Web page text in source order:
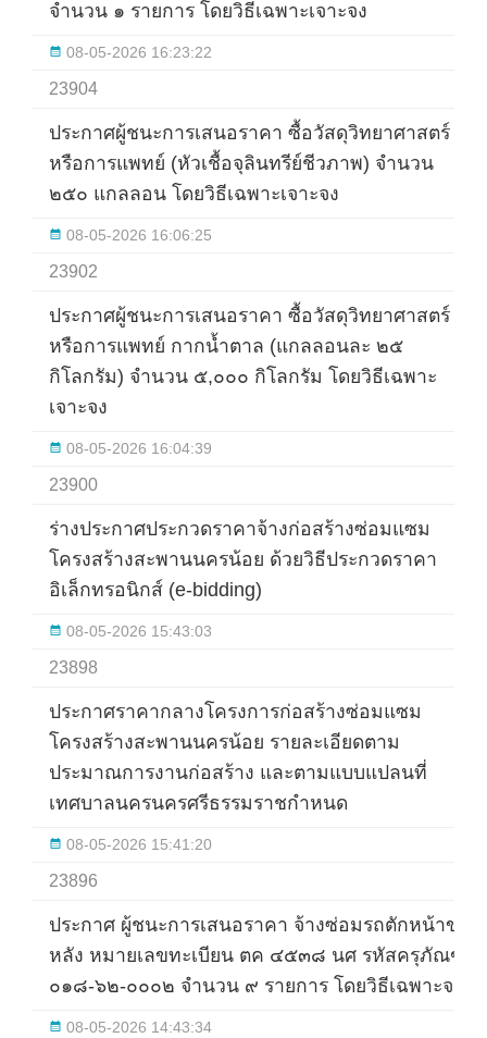
จำนวน ๑ รายการ โดยวิธีเฉพาะเจาะจง
08-05-2026 16:23:22
23904
ประกาศผู้ชนะการเสนอราคา ซื้อวัสดุวิทยาศาสตร์
หรือการแพทย์ (หัวเชื้อจุลินทรีย์ชีวภาพ) จำนวน
๒๕๐ แกลลอน โดยวิธีเฉพาะเจาะจง
08-05-2026 16:06:25
23902
ประกาศผู้ชนะการเสนอราคา ซื้อวัสดุวิทยาศาสตร์
หรือการแพทย์ กากน้ำตาล (แกลลอนละ ๒๕
กิโลกรัม) จำนวน ๕,๐๐๐ กิโลกรัม โดยวิธีเฉพาะ
เจาะจง
08-05-2026 16:04:39
23900
ร่างประกาศประกวดราคาจ้างก่อสร้างซ่อมแซม
โครงสร้างสะพานนครน้อย ด้วยวิธีประกวดราคา
อิเล็กทรอนิกส์ (e-bidding)
08-05-2026 15:43:03
23898
ประกาศราคากลางโครงการก่อสร้างซ่อมแซม
โครงสร้างสะพานนครน้อย รายละเอียดตาม
ประมาณการงานก่อสร้าง และตามแบบแปลนที่
เทศบาลนครนครศรีธรรมราชกำหนด
08-05-2026 15:41:20
23896
ประกาศ ผู้ชนะการเสนอราคา จ้างซ่อมรถตักหน้าขุด
หลัง หมายเลขทะเบียน ตค ๔๕๓๘ นศ รหัสครุภัณฑ์
๐๑๘-๖๒-๐๐๐๒ จำนวน ๙ รายการ โดยวิธีเฉพาะจง
08-05-2026 14:43:34